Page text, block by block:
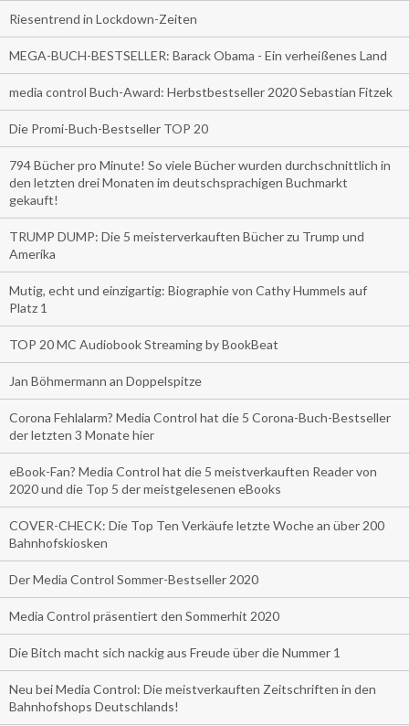
Riesentrend in Lockdown-Zeiten
MEGA-BUCH-BESTSELLER: Barack Obama - Ein verheißenes Land
media control Buch-Award: Herbstbestseller 2020 Sebastian Fitzek
Die Promi-Buch-Bestseller TOP 20
794 Bücher pro Minute! So viele Bücher wurden durchschnittlich in
den letzten drei Monaten im deutschsprachigen Buchmarkt
gekauft!
TRUMP DUMP: Die 5 meisterverkauften Bücher zu Trump und
Amerika
Mutig, echt und einzigartig: Biographie von Cathy Hummels auf
Platz 1
TOP 20 MC Audiobook Streaming by BookBeat
Jan Böhmermann an Doppelspitze
Corona Fehlalarm? Media Control hat die 5 Corona-Buch-Bestseller
der letzten 3 Monate hier
eBook-Fan? Media Control hat die 5 meistverkauften Reader von
2020 und die Top 5 der meistgelesenen eBooks
COVER-CHECK: Die Top Ten Verkäufe letzte Woche an über 200
Bahnhofskiosken
Der Media Control Sommer-Bestseller 2020
Media Control präsentiert den Sommerhit 2020
Die Bitch macht sich nackig aus Freude über die Nummer 1
Neu bei Media Control: Die meistverkauften Zeitschriften in den
Bahnhofshops Deutschlands!